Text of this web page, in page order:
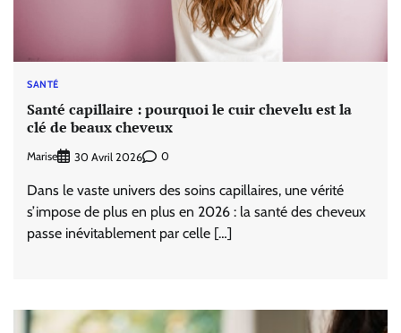
SANTÉ
Santé capillaire : pourquoi le cuir chevelu est la
clé de beaux cheveux
Marise 30 Avril 2026 0
Dans le vaste univers des soins capillaires, une vérité
s’impose de plus en plus en 2026 : la santé des cheveux
passe inévitablement par celle […]